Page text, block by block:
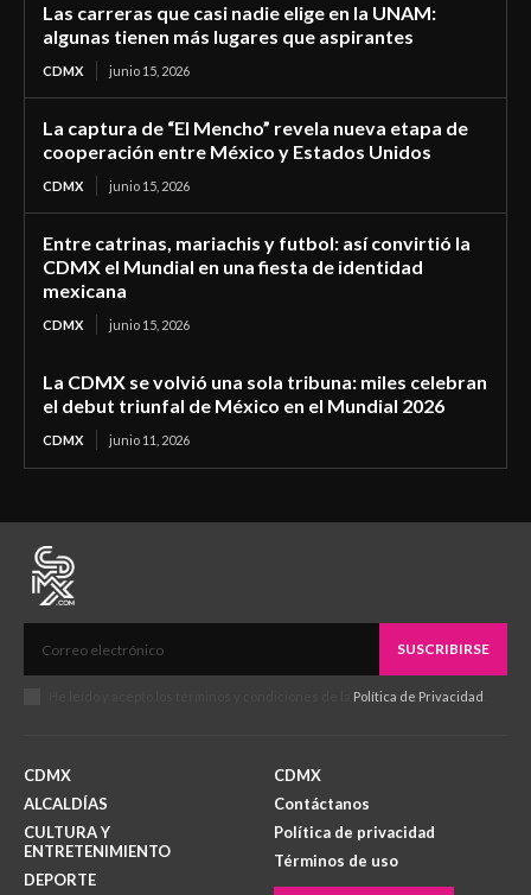
Las carreras que casi nadie elige en la UNAM:
algunas tienen más lugares que aspirantes
CDMX junio 15, 2026
La captura de “El Mencho” revela nueva etapa de
cooperación entre México y Estados Unidos
CDMX junio 15, 2026
Entre catrinas, mariachis y futbol: así convirtió la
CDMX el Mundial en una fiesta de identidad
mexicana
CDMX junio 15, 2026
La CDMX se volvió una sola tribuna: miles celebran
el debut triunfal de México en el Mundial 2026
CDMX junio 11, 2026
SUSCRIBIRSE
Política de Privacidad
CDMX
ALCALDÍAS
CULTURA Y
ENTRETENIMIENTO
DEPORTE
CDMX
Contáctanos
Política de privacidad
Términos de uso